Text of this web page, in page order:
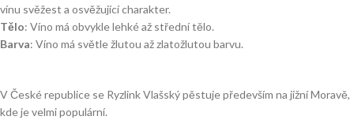
vínu svěžest a osvěžující charakter.
Tělo: Víno má obvykle lehké až střední tělo.
Barva: Víno má světle žlutou až zlatožlutou barvu.
V České republice se Ryzlink Vlašský pěstuje především na jižní Moravě,
kde je velmi populární.